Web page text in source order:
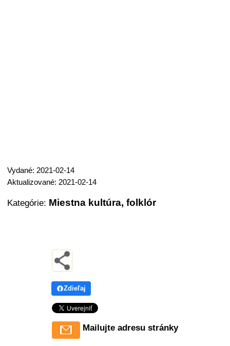
Vydané: 2021-02-14
Aktualizované: 2021-02-14
Kategórie: Miestna kultúra, folklór
Zdieľaj
Mailujte adresu stránky